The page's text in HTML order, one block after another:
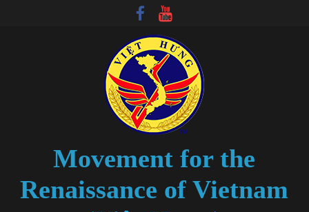
Movement for the
Renaissance of Vietnam